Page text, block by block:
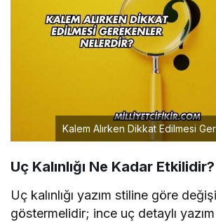
Kalem Alırken Dikkat Edilmesi
Uç Kalınlığı Ne Kadar Etkilidir?
Uç kalınlığı yazım stiline göre
göstermelidir; ince uç detaylı